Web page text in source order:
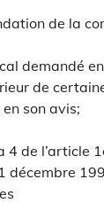
de la
demandé
de
son avis;
4 de l’article
décembre